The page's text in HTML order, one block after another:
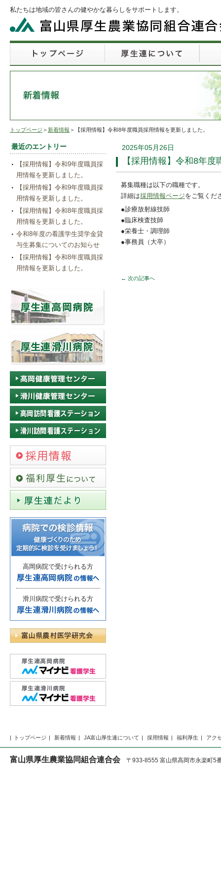
私たちは地域の皆さんの健やかな暮らしをサポートします。
トップページ ＞ 新着情報 ＞【採用情報】令和8年度職員採用情報を更新しました。
2025年05月26日
【採用情報】令和8年
募集職種は以下の職種です。
詳細は採用情報ページをご覧くだ
●診療放射線技師
●臨床検査技師
●栄養士・調理師
●事務員（大卒）
← 次の記事へ
最近のエントリー
【採用情報】令和9年度職員採
用情報を更新しました。
【採用情報】令和9年度職員採
用情報を更新しました。
【採用情報】令和8年度職員採
用情報を更新しました。
令和8年度の看護学生奨学金貸
与生募集についてのお知らせ
【採用情報】令和8年度職員採
用情報を更新しました。
高岡病院で受けられる方
滑川病院で受けられる方
トップページ 新着情報 JA富山厚生連について 採用情報 福利厚生 アク
富山県厚生農業協同組合連合会 〒933-8555 富山県高岡市永楽町5